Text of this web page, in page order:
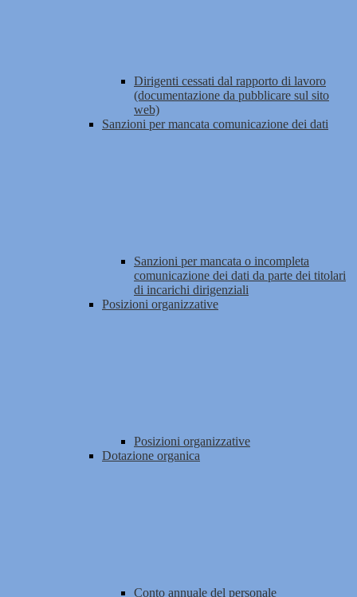
Dirigenti cessati dal rapporto di lavoro
(documentazione da pubblicare sul sito
web)
Sanzioni per mancata comunicazione dei dati
Sanzioni per mancata o incompleta
comunicazione dei dati da parte dei titolari
di incarichi dirigenziali
Posizioni organizzative
Posizioni organizzative
Dotazione organica
Conto annuale del personale